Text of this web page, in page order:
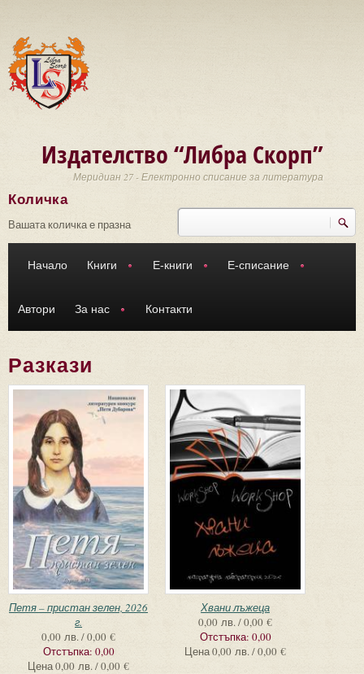
Издателство “Либра Скорп”
Меридиан 27 - Електронно списание за литература
Търси
Количка
Вашата количка е празна
Начало Книги Е-книги Е-списание
Автори За нас Контакти
Разкази
Петя – пристан зелен, 2026
г.
0,00 лв. / 0,00 €
Отстъпка: 0,00
Цена0,00 лв. / 0,00 €
Хвани лъжеца
0,00 лв. / 0,00 €
Отстъпка: 0,00
Цена0,00 лв. / 0,00 €
Страници